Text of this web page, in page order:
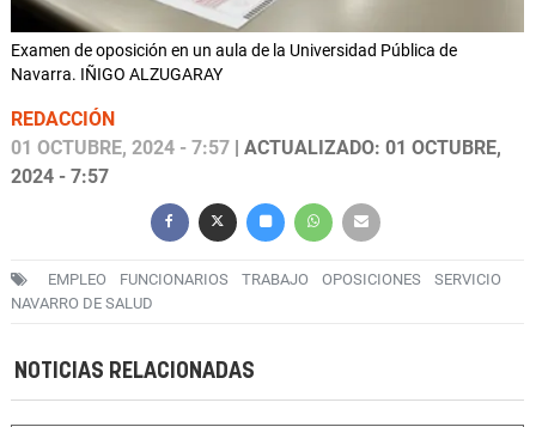
Examen de oposición en un aula de la Universidad Pública de
Navarra. IÑIGO ALZUGARAY
REDACCIÓN
01 OCTUBRE, 2024 - 7:57 | ACTUALIZADO: 01 OCTUBRE,
2024 - 7:57
EMPLEO FUNCIONARIOS TRABAJO OPOSICIONES
SERVICIO
NAVARRO DE SALUD
NOTICIAS RELACIONADAS